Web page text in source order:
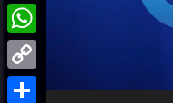
LinkedIn
WhatsApp
Copy